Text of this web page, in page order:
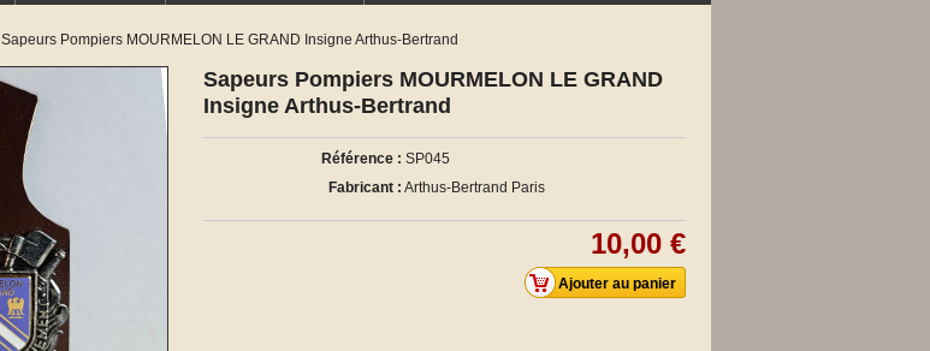
Sapeurs Pompiers MOURMELON LE GRAND Insigne Arthus-Bertrand
Sapeurs Pompiers MOURMELON LE GRAND
Insigne Arthus-Bertrand
Référence : SP045
Fabricant : Arthus-Bertrand Paris
10,00 €